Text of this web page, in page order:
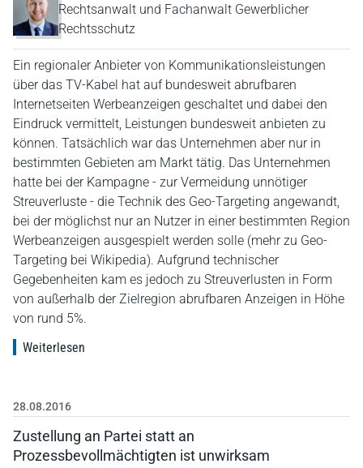
Rechtsanwalt und Fachanwalt Gewerblicher
Rechtsschutz
Ein regionaler Anbieter von Kommunikationsleistungen
über das TV-Kabel hat auf bundesweit abrufbaren
Internetseiten Werbeanzeigen geschaltet und dabei den
Eindruck vermittelt, Leistungen bundesweit anbieten zu
können. Tatsächlich war das Unternehmen aber nur in
bestimmten Gebieten am Markt tätig. Das Unternehmen
hatte bei der Kampagne - zur Vermeidung unnötiger
Streuverluste - die Technik des Geo-Targeting angewandt,
bei der möglichst nur an Nutzer in einer bestimmten Region
Werbeanzeigen ausgespielt werden solle (mehr zu Geo-
Targeting bei Wikipedia). Aufgrund technischer
Gegebenheiten kam es jedoch zu Streuverlusten in Form
von außerhalb der Zielregion abrufbaren Anzeigen in Höhe
von rund 5%.
Weiterlesen
28.08.2016
Zustellung an Partei statt an
Prozessbevollmächtigten ist unwirksam